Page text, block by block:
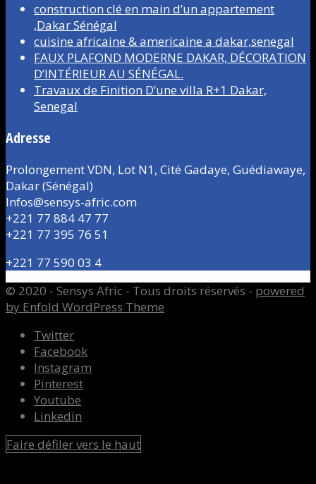
construction clé en main d’un appartement
,Dakar Sénégal
cuisine africaine & americaine a dakar,senegal
FAUX PLAFOND MODERNE DAKAR, DÉCORATION
D’INTÉRIEUR AU SÉNÉGAL.
Travaux de Finition D’une villa R+1 Dakar,
Senegal
Adresse
Prolongement VDN, Lot N1, Cité Gadaye, Guédiawaye,
Dakar (Sénégal)
Infos@sensys-afric.com
+221 77 884 47 77
+221 77 395 76 51
+221 77 590 03 4
© 2020 - Sensys Afric - Tous droits réservés - powered
by Enfold WordPress Theme
Twitter
Facebook
Instagram
Pinterest
Youtube
Linkedin
Faire défiler vers le haut